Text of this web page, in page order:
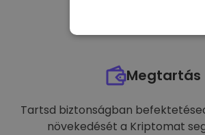
Megtartás
Tartsd biztonságban
növekedését a Kriptomat
CÉLZÁS
FUNKCIONALITÁS